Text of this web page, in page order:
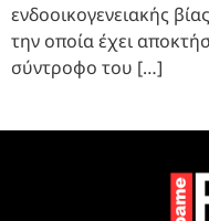
ενδοοικογενειακής
την οποία έχει
σύντροφο του […]